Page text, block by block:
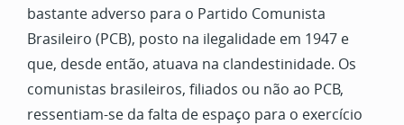
bastante adverso para o Partido Comunista
Brasileiro (PCB), posto na ilegalidade em 1947 e
que, desde então, atuava na clandestinidade. Os
comunistas brasileiros, filiados ou não ao PCB,
ressentiam-se da falta de espaço para o exercício